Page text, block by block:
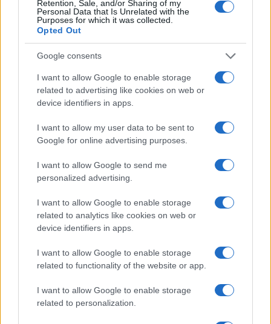
Retention, Sale, and/or Sharing of my
Personal Data that Is Unrelated with the
Purposes for which it was collected.
Opted Out
Google consents
I want to allow Google to enable storage
related to advertising like cookies on web or
device identifiers in apps.
I want to allow my user data to be sent to
Google for online advertising purposes.
I want to allow Google to send me
personalized advertising.
I want to allow Google to enable storage
related to analytics like cookies on web or
device identifiers in apps.
I want to allow Google to enable storage
related to functionality of the website or app.
I want to allow Google to enable storage
related to personalization.
Lecciones de un campeón
Al mirar hacia atrás en la carrera de Rubén
Olivares, es esencial identificar las lecciones que
se pueden aplicar a cualquier ámbito, no solo al
La habilidad y el talento pueden abrir puertas, pero
mantienen a una persona en la cima. Olivares, a
pesar de su talento natural, no supo mantener esa
Otra lección es la gestión de la fama y el éxito.
Aprender a manejar la presión y las distracciones
que vienen con el éxito es crucial. Muchos atletas